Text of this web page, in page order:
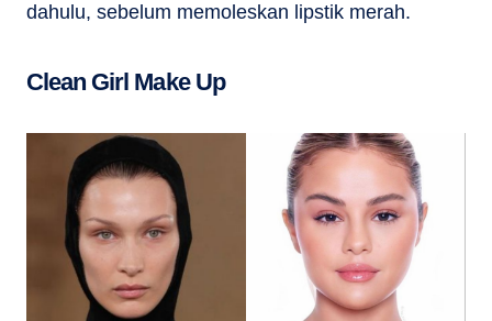
dahulu, sebelum memoleskan lipstik merah.
Clean Girl Make Up